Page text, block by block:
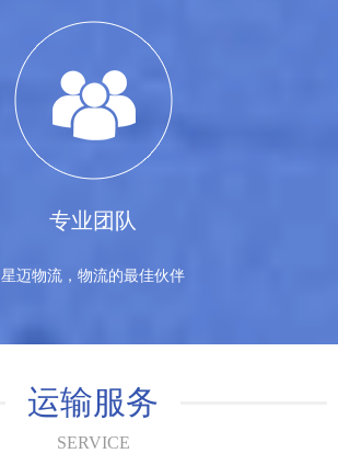
专业团队
星迈物流，物流的最佳伙伴
运输服务
SERVICE